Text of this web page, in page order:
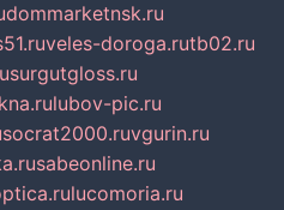
dommarketnsk.ru
veles-doroga.rutb02.ru
surgutgloss.ru
lubov-pic.ru
socrat2000.ruvgurin.ru
sabeonline.ru
lucomoria.ru